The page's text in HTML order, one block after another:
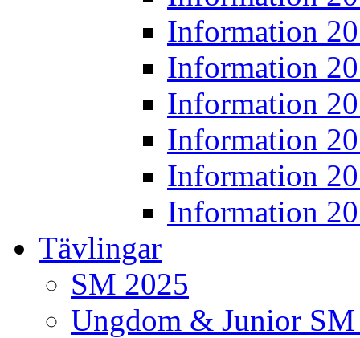
Information
Information
Information
Information
Information
Information
Tävlingar
SM 2025
Ungdom & Junior